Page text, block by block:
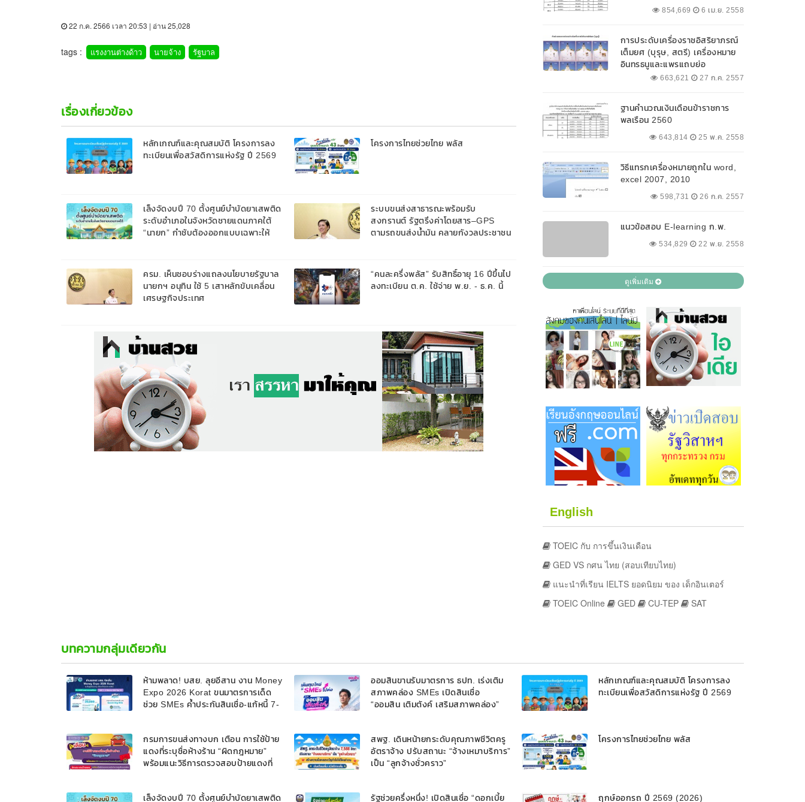
22 ก.ค. 2566 เวลา 20:53 | อ่าน 25,028
tags : แรงงานต่างด้าว นายจ้าง รัฐบาล
เรื่องเกี่ยวข้อง
หลักเกณฑ์และคุณสมบัติ โครงการลง
ทะเบียนเพื่อสวัสดิการแห่งรัฐ ปี 2569
โครงการไทยช่วยไทย พลัส
เล็งจัดงบปี 70 ตั้งศูนย์บำบัดยาเสพติด
ระดับอำเภอในจังหวัดชายแดนภาคใต้
“นายก” กำชับต้องออกแบบเฉพาะให้
ระบบขนส่งสาธารณะพร้อมรับ
สงกรานต์ รัฐตรึงค่าโดยสาร–GPS
ตามรถขนส่งน้ำมัน คลายกังวลประชาชน
ครม. เห็นชอบร่างแถลงนโยบายรัฐบาล
นายกฯ อนุทิน ใช้ 5 เสาหลักขับเคลื่อน
เศรษฐกิจประเทศ
“คนละครึ่งพลัส” รับสิทธิ์อายุ 16 ปีขึ้นไป
ลงทะเบียน ต.ค. ใช้จ่าย พ.ย. - ธ.ค. นี้
854,669 6 เม.ย. 2558
การประดับเครื่องราชอิสริยาภรณ์
เต็มยศ (บุรุษ, สตรี) เครื่องหมาย
อินทรธนูและแพรแถบย่อ
663,621 27 ก.ค. 2557
ฐานคำนวณเงินเดือนข้าราชการ
พลเรือน 2560
643,814 25 พ.ค. 2558
วิธีแทรกเครื่องหมายถูกใน word,
excel 2007, 2010
598,731 26 ก.ค. 2557
แนวข้อสอบ E-learning ก.พ.
534,829 22 พ.ย. 2558
ดูเพิ่มเติม
English
TOEIC กับ การขึ้นเงินเดือน
GED VS กศน ไทย (สอบเทียบไทย)
แนะนำที่เรียน IELTS ยอดนิยม ของ เด็กอินเตอร์
TOEIC Online
GED CU-TEP SAT
บทความกลุ่มเดียวกัน
ห้ามพลาด! บสย. ลุยอีสาน งาน Money
Expo 2026 Korat ขนมาตรการเด็ด
ช่วย SMEs ค้ำประกันสินเชื่อ-แก้หนี้ 7-
ออมสินขานรับมาตรการ ธปท. เร่งเติม
สภาพคล่อง SMEs เปิดสินเชื่อ
“ออมสิน เติมตังค์ เสริมสภาพคล่อง”
หลักประกัน ผ่อนนานสูงสุด 10 ปี
หลักเกณฑ์และคุณสมบัติ โครงการลง
ทะเบียนเพื่อสวัสดิการแห่งรัฐ ปี 2569
กรมการขนส่งทางบก เตือน การใช้ป้าย
แดงที่ระบุชื่อห้างร้าน “ผิดกฎหมาย”
พร้อมแนะวิธีการตรวจสอบป้ายแดงที่
สพฐ. เดินหน้ายกระดับคุณภาพชีวิตครู
อัตราจ้าง ปรับสถานะ “จ้างเหมาบริการ”
เป็น “ลูกจ้างชั่วคราว”
โครงการไทยช่วยไทย พลัส
เล็งจัดงบปี 70 ตั้งศูนย์บำบัดยาเสพติด รัฐช่วยครึ่งหนึ่ง! เปิดสินเชื่อ “ดอกเบี้ย ฤกษ์ออกรถ ปี 2569 (2026)